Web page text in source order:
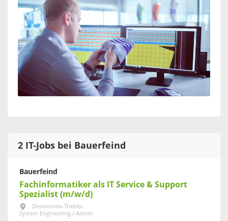
2 IT-Jobs bei Bauerfeind
Bauerfeind
Fachinformatiker als IT Service & Support
Spezialist (m/w/d)
Zeulenroda-Triebes
System Engineering / Admin